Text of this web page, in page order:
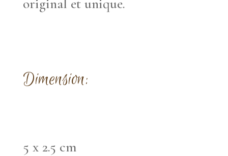
Dimension:
5 x 2.5 cm